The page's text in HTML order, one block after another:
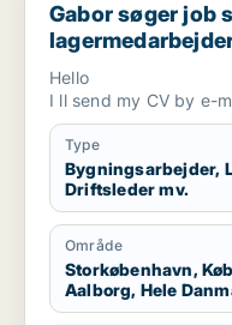
Gabor søger job
ungarbejder /
Hello
I ll send my CV by e-
Type
Bygningsarbejder,
Driftsleder mv.
Område
Storkøbenhavn,
Aalborg, Hele